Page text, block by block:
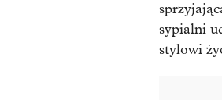
sypialni
stylowi